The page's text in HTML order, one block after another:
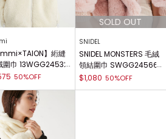
】絎縫
圍巾 13WGG24532
50%OFF
SNIDEL
SNIDEL MONSTERS 毛絨
領結圍巾 SWGG24566
6
$1,080 50%OFF